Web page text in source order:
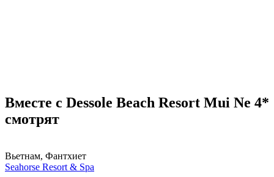
Вместе с Dessole Beach Resort Mui Ne 4*
смотрят
Вьетнам, Фантхиет
Seahorse Resort & Spa